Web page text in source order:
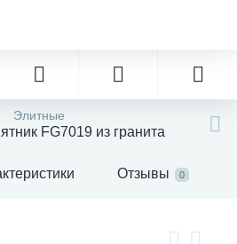
Элитные
FG7019 из гранита
Отзывы 0